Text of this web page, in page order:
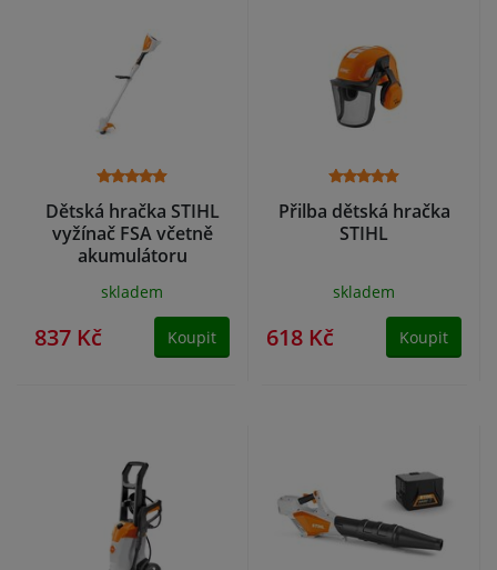
Dětská hračka STIHL
vyžínač FSA včetně
akumulátoru
skladem
837 Kč Koupit
Přilba dětská hračka
STIHL
skladem
618 Kč Koupit